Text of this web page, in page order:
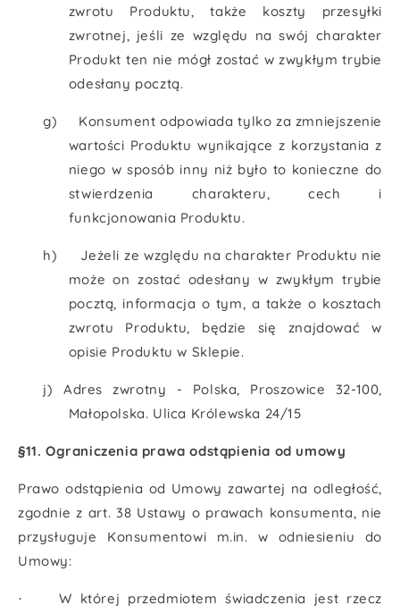
zwrotu Produktu, także koszty przesyłki
zwrotnej, jeśli ze względu na swój charakter
Produkt ten nie mógł zostać w zwykłym trybie
odesłany pocztą.
g)
Konsument odpowiada tylko za zmniejszenie
wartości Produktu wynikające z korzystania z
niego w sposób inny niż było to konieczne do
stwierdzenia charakteru, cech i
funkcjonowania Produktu.
h)
Jeżeli ze względu na charakter Produktu nie
może on zostać odesłany w zwykłym trybie
pocztą, informacja o tym, a także o kosztach
zwrotu Produktu, będzie się znajdować w
opisie Produktu w Sklepie.
j) Adres zwrotny - Polska, Proszowice 32-100,
Małopolska. Ulica Królewska 24/15
§11. Ograniczenia prawa odstąpienia od umowy
Prawo odstąpienia od Umowy zawartej na odległość,
zgodnie z art. 38 Ustawy o prawach konsumenta, nie
przysługuje Konsumentowi m.in. w odniesieniu do
Umowy:
·
W której przedmiotem świadczenia jest rzecz